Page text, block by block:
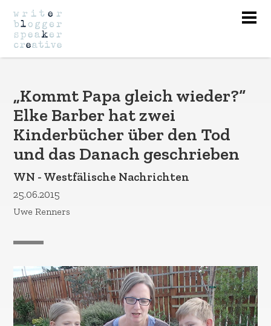
„Kommt Papa gleich wieder?“
Elke Barber hat zwei
Kinderbücher über den Tod
und das Danach geschrieben
WN - Westfälische Nachrichten
25.06.2015
Uwe Renners